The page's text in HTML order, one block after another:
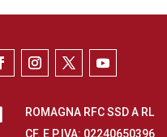
ROMAGNA RFC SSD A RL
CF. E P.IVA: 02240650396